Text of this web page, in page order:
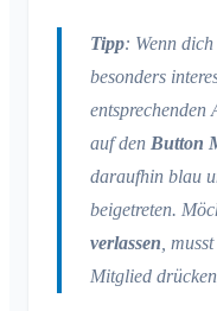
App-
Account schließen
Mitgliederliste
Mitglieder entfernen
Area-Admin
Beitrittsanfrage auf
Name des
Klubraum schließen
Tipp: Wenn
besonders
entsprechenden
auf den Button
daraufhin blau
beigetreten.
verlassen,
Mitglied